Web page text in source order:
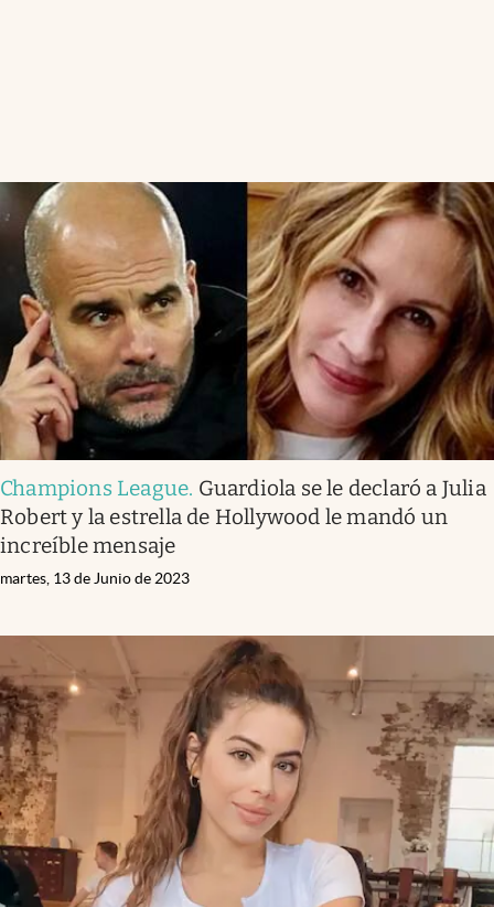
Champions League. Guardiola se le declaró a Julia
Robert y la estrella de Hollywood le mandó un
increíble mensaje
martes, 13 de Junio de 2023